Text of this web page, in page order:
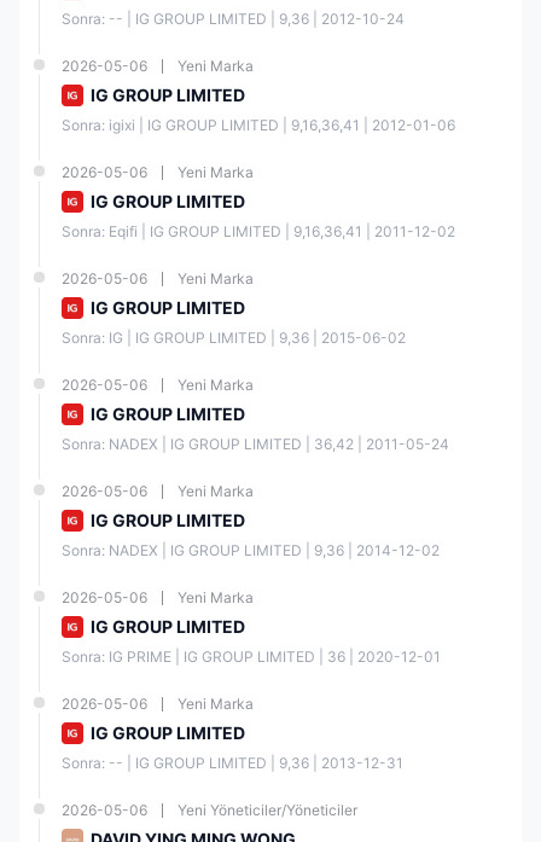
Sonra: -- | IG GROUP LIMITED | 9,36 | 2012-10-24
2026-05-06 Yeni Marka
IG GROUP LIMITED
Sonra: igixi | IG GROUP LIMITED | 9,16,36,41 | 2012-01-06
2026-05-06 Yeni Marka
IG GROUP LIMITED
Sonra: Eqifi | IG GROUP LIMITED | 9,16,36,41 | 2011-12-02
2026-05-06 Yeni Marka
IG GROUP LIMITED
Sonra: IG | IG GROUP LIMITED | 9,36 | 2015-06-02
2026-05-06 Yeni Marka
IG GROUP LIMITED
Sonra: NADEX | IG GROUP LIMITED | 36,42 | 2011-05-24
2026-05-06 Yeni Marka
IG GROUP LIMITED
Sonra: NADEX | IG GROUP LIMITED | 9,36 | 2014-12-02
2026-05-06 Yeni Marka
IG GROUP LIMITED
Sonra: IG PRIME | IG GROUP LIMITED | 36 | 2020-12-01
2026-05-06 Yeni Marka
IG GROUP LIMITED
Sonra: -- | IG GROUP LIMITED | 9,36 | 2013-12-31
2026-05-06 Yeni Yöneticiler/Yöneticiler